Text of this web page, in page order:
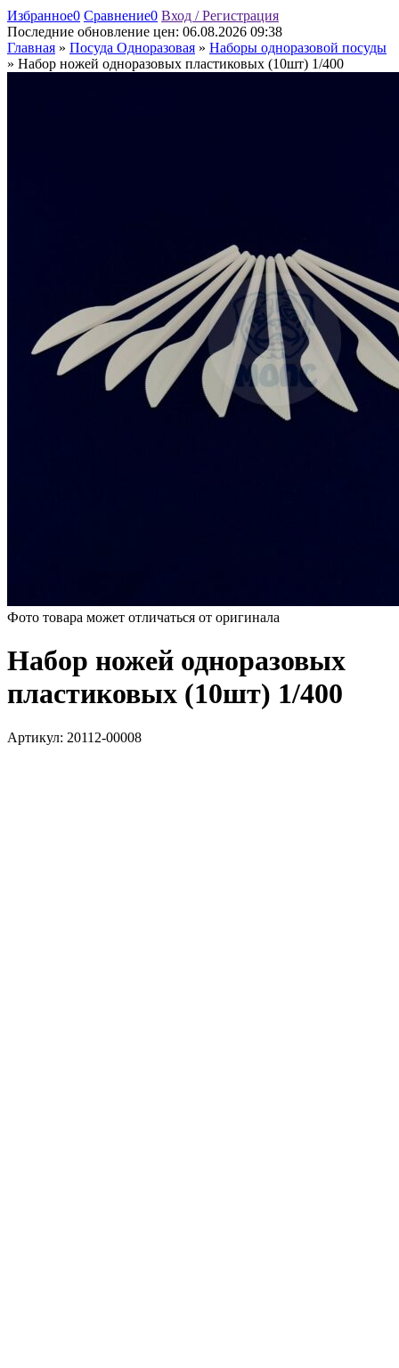
Избранное0 Сравнение0 Вход / Регистрация
Последние обновление цен: 06.08.2026 09:38
Главная » Посуда Одноразовая » Наборы одноразовой посуды
» Набор ножей одноразовых пластиковых (10шт) 1/400
Фото товара может отличаться от оригинала
Набор ножей одноразовых
пластиковых (10шт) 1/400
Артикул: 20112-00008